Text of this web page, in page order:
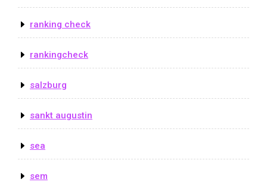
ranking check
rankingcheck
salzburg
sankt augustin
sea
sem